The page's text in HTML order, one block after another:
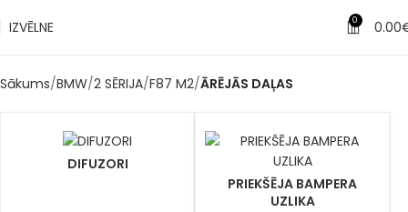
IZVĒLNE 0 0.00
Sākums BMW 2 SĒRIJA F87 M2 ĀRĒJĀS DAĻAS
DIFUZORI
PRIEKŠĒJA BAMPERA
UZLIKA